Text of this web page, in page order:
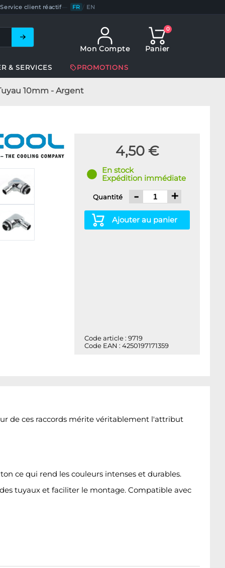
Service client réactif— FR / EN
Mon Compte
0
Panier
& SERVICES PROMOTIONS
10mm - Argent
4,50 €
En stock
Expédition immédiate
Quantité - +
Ajouter au panier
Code article : 9719
Code EAN : 4250197171359
de ces raccords mérite véritablement l'attribut
ce qui rend les couleurs intenses et durables.
tuyaux et faciliter le montage. Compatible avec